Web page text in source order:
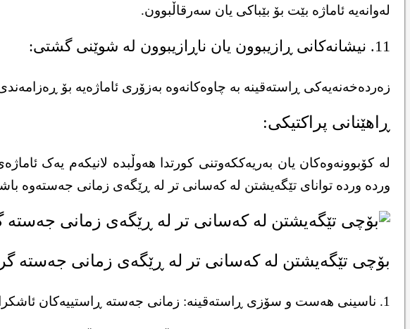
لەوانەیە ئاماژە بێت بۆ بێباکی یان سەرقاڵبوون.
11. نیشانەکانی ڕازیبوون یان ناڕازیبوون لە شوێنی گشتی:
زەردەخەنەیەکی ڕاستەقینە بە چاوەکانەوە بەزۆری ئاماژەیە بۆ
ڕاهێنانی پراکتیکی:
لە کۆبوونەوەکان یان بەریەککەوتنی کورتدا هەوڵبدە لانیکەم یەک
وردە وردە توانای تێگەیشتن لە کەسانی تر لە ڕێگەی زمانی جەستەوە
بۆچی تێگەیشتن لە کەسانی تر لە ڕێگەی زمانی جەستە
1. ناسینی هەست و سۆزی ڕاستەقینە: زمانی جەستە ڕاستییەکان ئاشکرا دەکات، تەنانەت کاتێک وشەکان بە پێچەوانەوە دەڵێن.